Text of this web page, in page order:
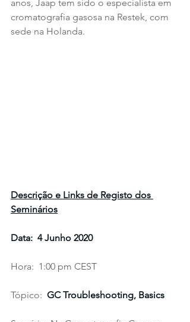
anos, Jaap tem sido o especialista em
cromatografia gasosa na Restek, com
sede na Holanda.
Descrição e Links de Registo dos
Seminários
Data:  4 Junho 2020
Hora:  1:00 pm CEST
Tópico: GC Troubleshooting, Basics